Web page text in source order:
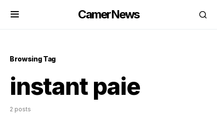
CamerNews
Browsing Tag
instant paie
2 posts